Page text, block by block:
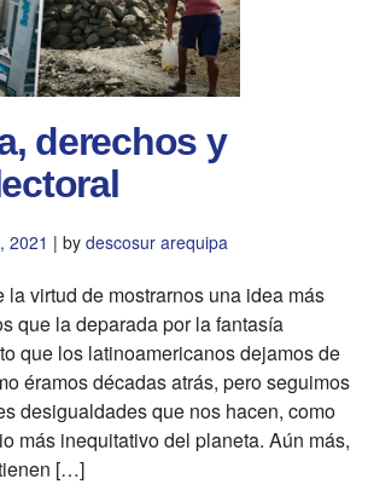
derechos y
2021 | by descosur arequipa
la virtud de mostrarnos una idea más
que la deparada por la fantasía
que los latinoamericanos dejamos de
éramos décadas atrás, pero seguimos
desigualdades que nos hacen, como
más inequitativo del planeta. Aún más,
[…]